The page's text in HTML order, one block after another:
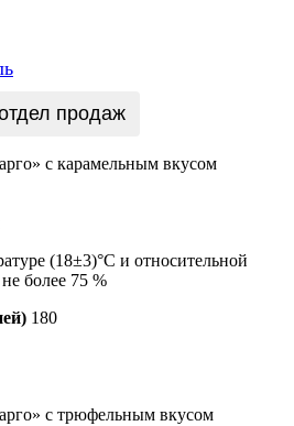
продаж
с карамельным вкусом
(18±3)°С и относительной
более 75 %
180
с трюфельным вкусом